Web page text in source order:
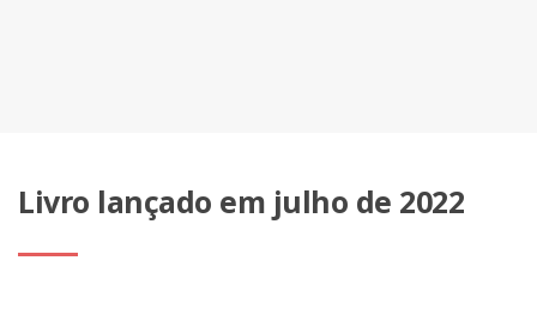
Livro lançado em julho de 2022